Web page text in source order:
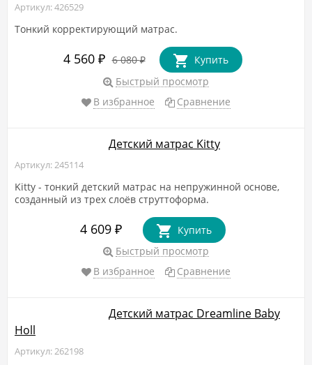
Артикул: 426529
Тонкий корректирующий матрас.
4 560 ₽ 6 080₽
Купить
Быстрый просмотр
В избранное
Сравнение
Детский матрас Kitty
Артикул: 245114
Kitty - тонкий детский матрас на непружинной основе,
созданный из трех слоёв струттоформа.
4 609 ₽
Купить
Быстрый просмотр
В избранное
Сравнение
Детский матрас Dreamline Baby
Holl
Артикул: 262198